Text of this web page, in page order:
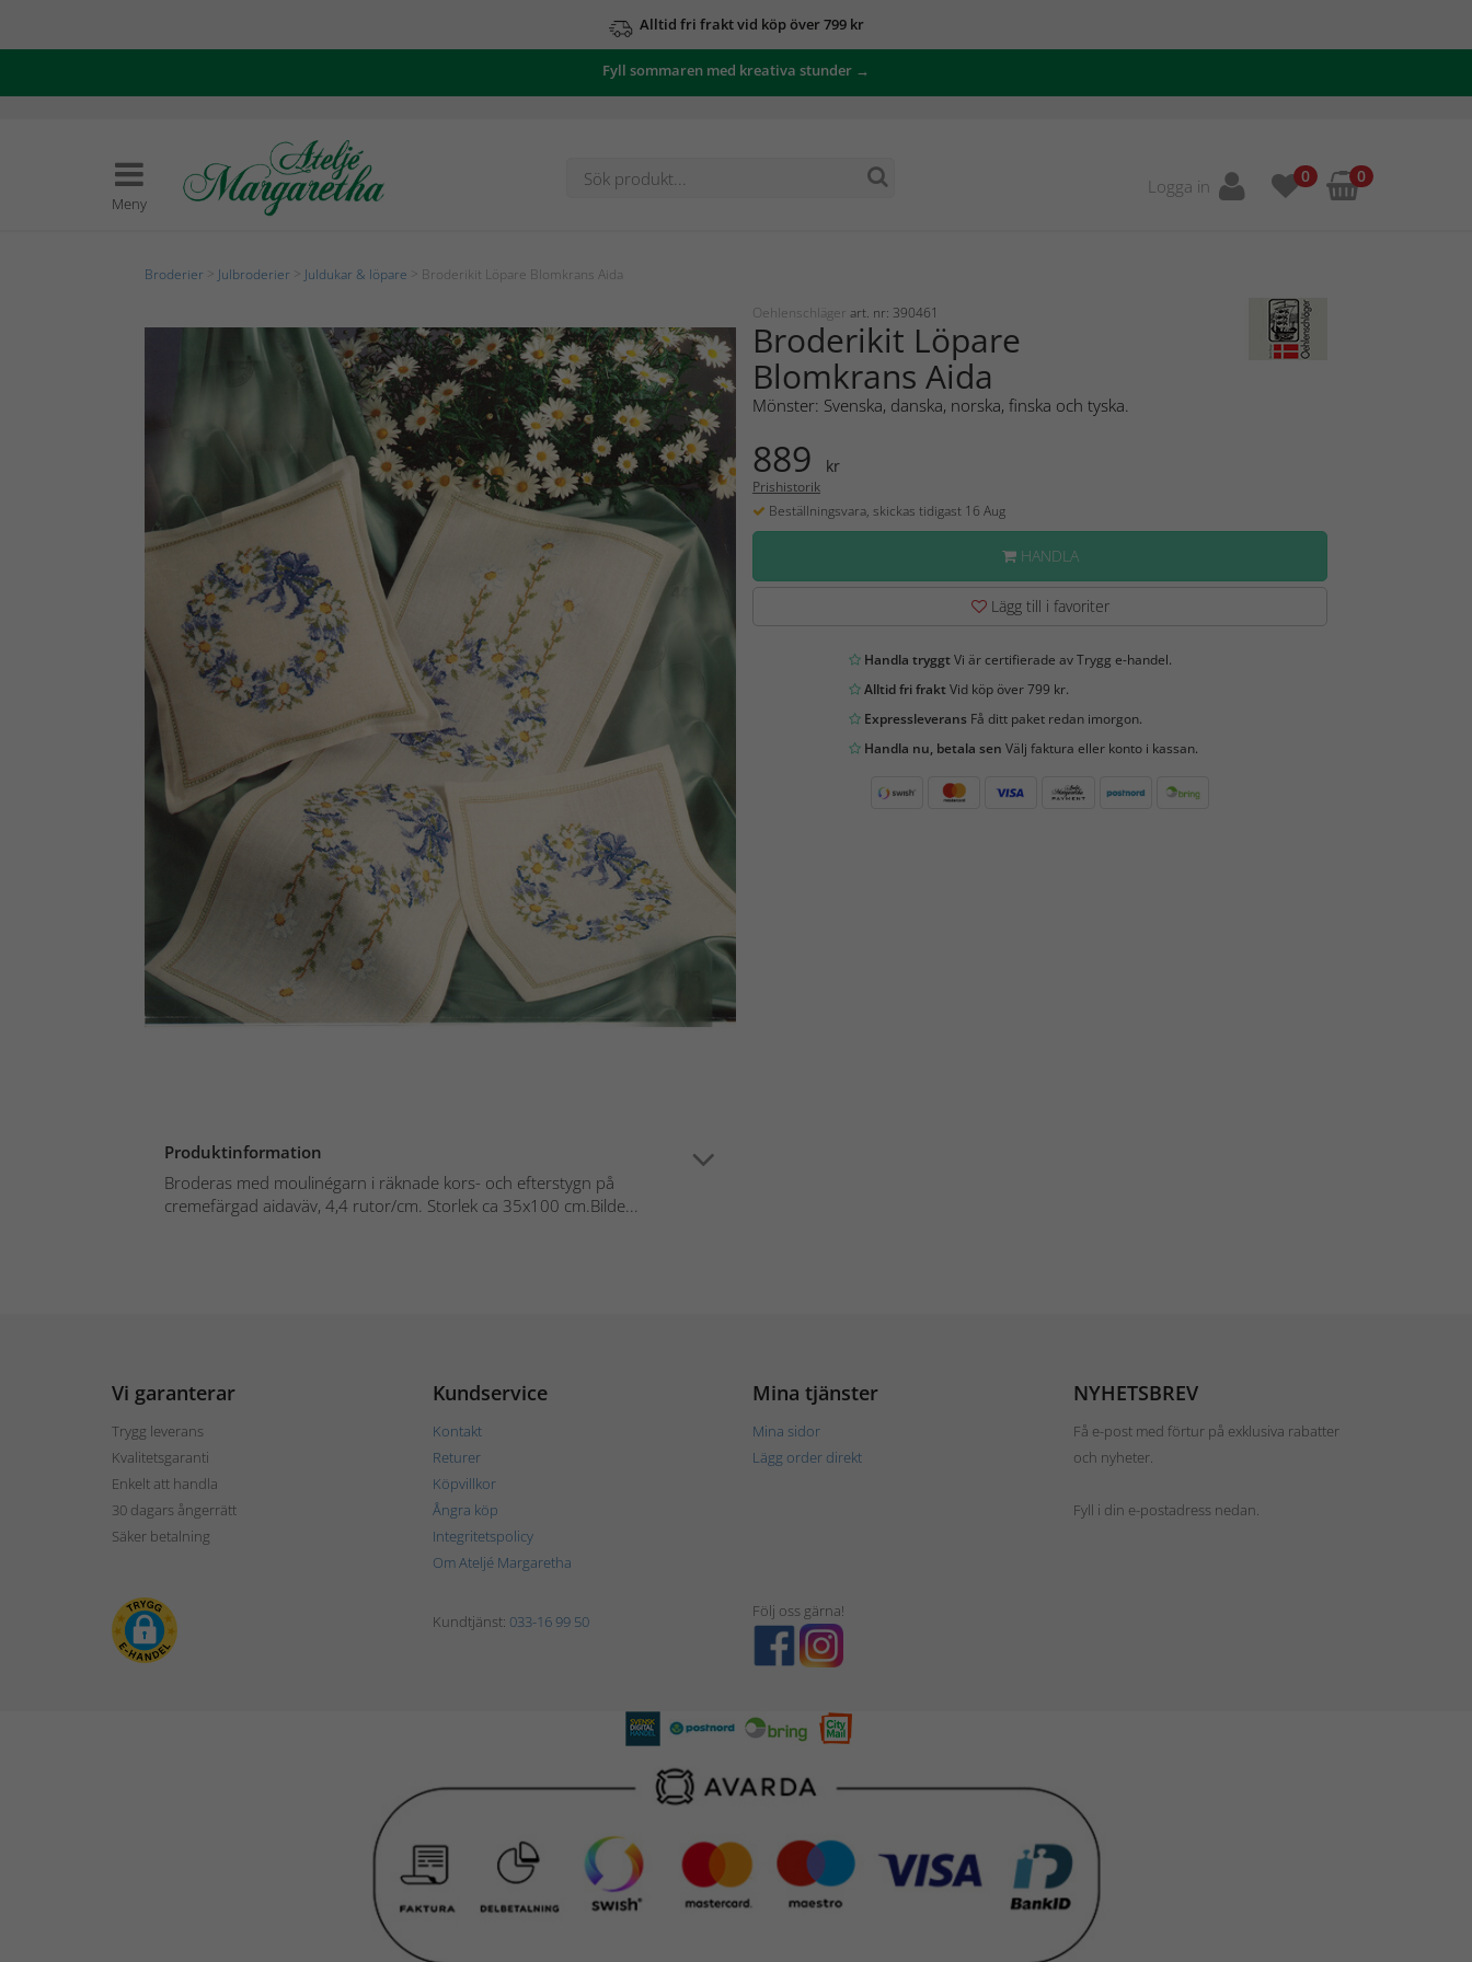
Alltid fri frakt vid köp över 799 kr
Fyll sommaren med kreativa stunder →
Meny
Logga in 0 0
Broderier Julbroderier Juldukar & löpare > Broderikit Löpare Blomkrans Aida
Produktinformation
Broderas med moulinégarn i räknade kors- och efterstygn på
cremefärgad aidaväv, 4,4 rutor/cm. Storlek ca 35x100 cm.Bilde...
Oehlenschläger art. nr: 390461
Broderikit Löpare
Blomkrans Aida
Mönster: Svenska, danska, norska, finska och tyska.
889 kr
Prishistorik
Beställningsvara, skickas tidigast 16 Aug
HANDLA
Lägg till i favoriter
Handla tryggtVi är certifierade av Trygg e-handel.
Alltid fri fraktVid köp över 799 kr.
ExpressleveransFå ditt paket redan imorgon.
Handla nu, betala sen Välj faktura eller konto i kassan.
Vi garanterar
Trygg leverans
Kvalitetsgaranti
Enkelt att handla
30 dagars ångerrätt
Säker betalning
Kundservice
Kontakt
Returer
Köpvillkor
Ångra köp
Integritetspolicy
Om Ateljé Margaretha
Mina tjänster
Mina sidor
Lägg order direkt
NYHETSBREV
Få e-post med förtur på exklusiva rabatter
och nyheter.
Fyll i din e-postadress nedan.
Kundtjänst: 033-16 99 50
Följ oss gärna!